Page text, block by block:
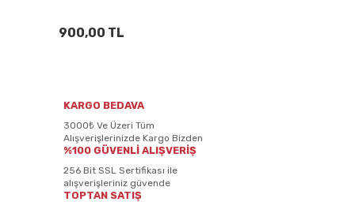
900,00 TL
KARGO BEDAVA
3000₺ Ve Üzeri Tüm
Alışverişlerinizde Kargo Bizden
%100 GÜVENLİ ALIŞVERİŞ
256 Bit SSL Sertifikası ile
alışverişleriniz güvende
TOPTAN SATIŞ